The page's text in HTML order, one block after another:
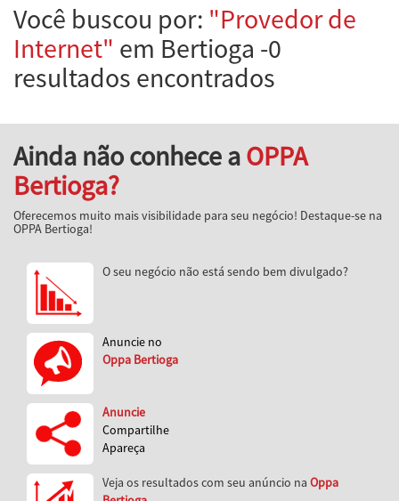
Você buscou por: "Provedor de
Internet" em Bertioga -0
resultados encontrados
Ainda não conhece aOPPA
Bertioga?
Oferecemos muito mais visibilidade para seu negócio! Destaque-se na
OPPA Bertioga!
O seu negócio não está sendo bem divulgado?
Anuncie no
Oppa Bertioga
Anuncie
Compartilhe
Apareça
Veja os resultados com seu anúncio na Oppa